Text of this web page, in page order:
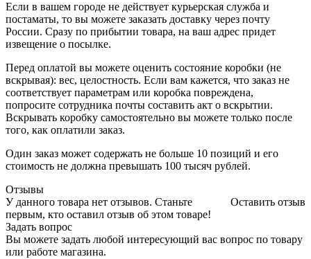
Если в вашем городе не действует курьерская служба и
постаматы, то вы можете заказать доставку через почту
России. Сразу по прибытии товара, на ваш адрес придет
извещение о посылке.
Перед оплатой вы можете оценить состояние коробки (не
вскрывая): вес, целостность. Если вам кажется, что заказ не
соответствует параметрам или коробка повреждена,
попросите сотрудника почты составить акт о вскрытии.
Вскрывать коробку самостоятельно вы можете только после
того, как оплатили заказ.
Один заказ может содержать не больше 10 позиций и его
стоимость не должна превышать 100 тысяч рублей.
Отзывы
Оставить отзыв
У данного товара нет отзывов. Станьте
первым, кто оставил отзыв об этом товаре!
Задать вопрос
Вы можете задать любой интересующий вас вопрос по товару
или работе магазина.